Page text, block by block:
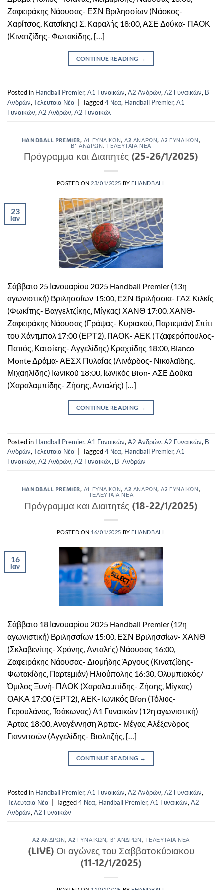
Ζαφειράκης Νάουσας- ΕΣΝ Βριλησσίων (Νάσκος-
Χαρίτσος, Κατσίκης) Σ. Καραλής 18:00, ΑΣΕ Δούκα- ΠΑΟΚ
(Κινατζίδης- Φωτακίδης, […]
CONTINUE READING →
Posted in Handball Premier, Α1 Γυναικών, Α2 Ανδρών, Α2 Γυναικών, Β'
Ανδρών, Τελευταία Νέα Tagged4 Νεα, Handball Premier, Α1
Γυναικών, Α2 Ανδρών, Α2 Γυναικών
HANDBALL PREMIER, Α1 ΓΥΝΑΙΚΏΝ,Α2 ΑΝΔΡΏΝ,Α2 ΓΥΝΑΙΚΏΝ,
Β' ΑΝΔΡΏΝ,ΤΕΛΕΥΤΑΊΑ ΝΈΑ
Πρόγραμμα και Διαιτητές (25-26/1/2025)
POSTED ON 23/01/2025 BY EHANDBALL
23
Ιαν
Σάββατο 25 Ιανουαρίου 2025 Handball Premier (13η
αγωνιστική) Βριλησσίων 15:00, ΕΣΝ Βριλήσσια- ΓΑΣ Κιλκίς
(Φωκίτης- Βαγγελτζίκης, Μίγκας) ΧΑΝΘ 17:00, ΧΑΝΘ-
Ζαφειράκης Νάουσας (Γράψας- Κυριακού, Παρτεμιάν) Σπίτι
του Χάντμπολ 17:00 (ΕΡΤ2), ΠΑΟΚ- ΑΕΚ (Τζαφερόπουλος-
Πατιός, Κατσίκης- Αγγελίδης) Κραχτίδης 18:00, Bianco
Monte Δράμα- ΑΕΣΧ Πυλαίας (Λινάρδος- Νικολαϊδης,
Μιχαηλίδης) Ιωνικού 18:00, Ιωνικός Bfon- AΣΕ Δούκα
(Χαραλαμπίδης- Ζήσης, Ανταλής) […]
CONTINUE READING →
Posted in Handball Premier, Α1 Γυναικών, Α2 Ανδρών, Α2 Γυναικών, Β'
Ανδρών, Τελευταία Νέα Tagged4 Νεα, Handball Premier, Α1
Γυναικών, Α2 Ανδρών, Α2 Γυναικών, Β' Ανδρών
HANDBALL PREMIER, Α1 ΓΥΝΑΙΚΏΝ,Α2 ΑΝΔΡΏΝ,Α2 ΓΥΝΑΙΚΏΝ,
ΤΕΛΕΥΤΑΊΑ ΝΈΑ
Πρόγραμμα και Διαιτητές (18-22/1/2025)
POSTED ON 16/01/2025 BY EHANDBALL
16
Ιαν
Σάββατο 18 Ιανουαρίου 2025 Handball Premier (12η
αγωνιστική) Βριλησσίων 15:00, ΕΣΝ Βριλησσίων- ΧΑΝΘ
(Σκλαβενίτης- Χρόνης, Ανταλής) Νάουσας 16:00,
Ζαφειράκης Νάουσας- Διομήδης Άργους (Κινατζίδης-
Φωτακίδης, Παρτεμιάν) Ηλιούπολης 16:30, Ολυμπιακός/
Όμιλος Ξυνή- ΠΑΟΚ (Χαραλαμπίδης- Ζήσης, Μίγκας)
ΟΑΚΑ 17:00 (ΕΡΤ2), ΑΕΚ- Ιωνικός Bfon (Τόλιος-
Γερουλάνος, Τσάκωνας) Α1 Γυναικών (12η αγωνιστική)
Άρτας 18:00, Αναγέννηση Άρτας- Μέγας Αλέξανδρος
Γιαννιτσών (Αγγελίδης- Βιολιτζής, […]
CONTINUE READING →
Posted in Handball Premier, Α1 Γυναικών, Α2 Ανδρών, Α2 Γυναικών,
Τελευταία Νέα
Tagged4 Νεα, Handball Premier, Α1 Γυναικών, Α2
Ανδρών, Α2 Γυναικών
Α2 ΑΝΔΡΏΝ,Α2 ΓΥΝΑΙΚΏΝ, Β' ΑΝΔΡΏΝ, ΤΕΛΕΥΤΑΊΑ ΝΈΑ
(LIVE) Οι αγώνες του Σαββατοκύριακου
(11-12/1/2025)